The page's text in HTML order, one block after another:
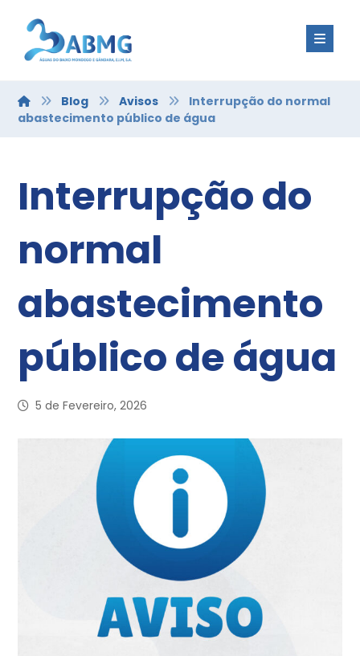
Blog Avisos
Interrupção do normal
abastecimento público de água
Interrupção do
normal
abastecimento
público de água
5 de Fevereiro, 2026